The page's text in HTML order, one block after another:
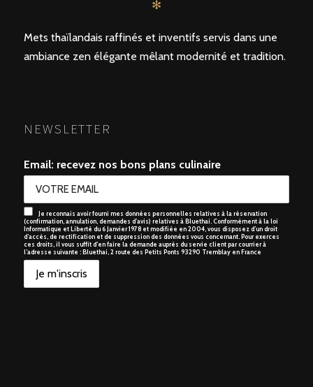
✻
Mets thaïlandais raffinés et inventifs servis dans une
ambiance zen élégante mêlant modernité et tradition.
NEWSLETTER
Email: recevez nos bons plans culinaire
Je reconnais avoir fourni mes données personnelles relatives à la réservation
(confirmation, annulation, demandes d’avis) relatives à Bluethai. Conformément à la loi
Informatique et Liberté du 6 Janvier 1978 et modifiée en 2004, vous disposez d’un droit
d’accès, de rectification et de suppression des données vous concernant. Pour exerces
ces droits, il vous suffit d’en faire la demande auprès du servie client par courrier à
l’adresse suivante : Bluethai, 2 route des Petits Ponts 93290 Tremblay en France